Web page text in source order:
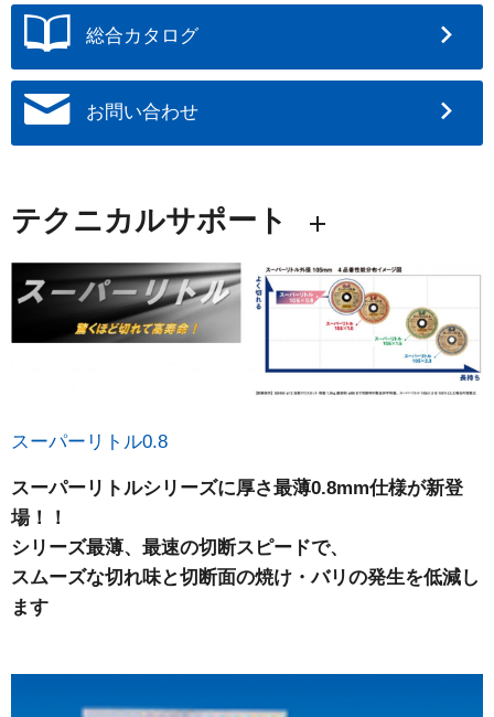
総合カタログ
お問い合わせ
テクニカルサポート
スーパーリトル0.8
スーパーリトルシリーズに厚さ最薄0.8mm仕様が新登
場！！
シリーズ最薄、最速の切断スピードで、
スムーズな切れ味と切断面の焼け・バリの発生を低減し
ます